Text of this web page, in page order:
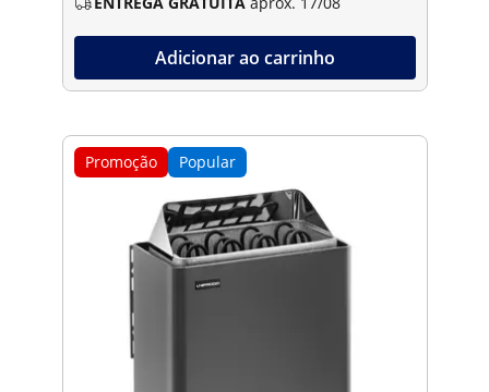
Adicionar ao carrinho
Promoção Popular